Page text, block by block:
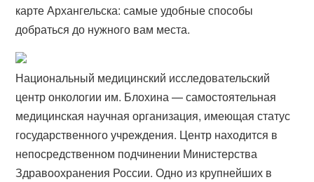
карте Архангельска: самые удобные способы
добраться до нужного вам места.
Национальный медицинский исследовательский
центр онкологии им. Блохина — самостоятельная
медицинская научная организация, имеющая статус
государственного учреждения. Центр находится в
непосредственном подчинении Министерства
Здравоохранения России. Одно из крупнейших в